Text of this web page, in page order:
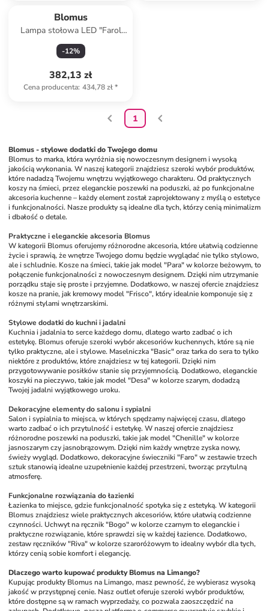
Blomus
Lampa stołowa LED "Farol
Mini" - KEE G - wys. 19 cm
-12%
382,13 zł
Cena producenta: 434,78 zł*
1
Blomus - stylowe dodatki do Twojego domu
Blomus to marka, która wyróżnia się nowoczesnym designem i wysoką
jakością wykonania. W naszej kategorii znajdziesz szeroki wybór produktów,
które nadadzą Twojemu wnętrzu wyjątkowego charakteru. Od praktycznych
koszy na śmieci, przez eleganckie poszewki na poduszki, aż po funkcjonalne
akcesoria kuchenne – każdy element został zaprojektowany z myślą o estetyce
i funkcjonalności. Nasze produkty są idealne dla tych, którzy cenią minimalizm
i dbałość o detale.
Praktyczne i eleganckie akcesoria Blomus
W kategorii Blomus oferujemy różnorodne akcesoria, które ułatwią codzienne
życie i sprawią, że wnętrze Twojego domu będzie wyglądać nie tylko stylowo,
ale i schludnie. Kosze na śmieci, takie jak model "Para" w kolorze beżowym, to
połączenie funkcjonalności z nowoczesnym designem. Dzięki nim utrzymanie
porządku staje się proste i przyjemne. Dodatkowo, w naszej ofercie znajdziesz
kosze na pranie, jak kremowy model "Frisco", który idealnie komponuje się z
różnymi stylami wnętrzarskimi.
Stylowe dodatki do kuchni i jadalni
Kuchnia i jadalnia to serce każdego domu, dlatego warto zadbać o ich
estetykę. Blomus oferuje szeroki wybór akcesoriów kuchennych, które są nie
tylko praktyczne, ale i stylowe. Maselniczka "Basic" oraz tarka do sera to tylko
niektóre z produktów, które znajdziesz w tej kategorii. Dzięki nim
przygotowywanie posiłków stanie się przyjemnością. Dodatkowo, eleganckie
koszyki na pieczywo, takie jak model "Desa" w kolorze szarym, dodadzą
Twojej jadalni wyjątkowego uroku.
Dekoracyjne elementy do salonu i sypialni
Salon i sypialnia to miejsca, w których spędzamy najwięcej czasu, dlatego
warto zadbać o ich przytulność i estetykę. W naszej ofercie znajdziesz
różnorodne poszewki na poduszki, takie jak model "Chenille" w kolorze
jasnoszarym czy jasnobrązowym. Dzięki nim każdy wnętrze zyska nowy,
świeży wygląd. Dodatkowo, dekoracyjne świeczniki "Faro" w zestawie trzech
sztuk stanowią idealne uzupełnienie każdej przestrzeni, tworząc przytulną
atmosferę.
Funkcjonalne rozwiązania do łazienki
Łazienka to miejsce, gdzie funkcjonalność spotyka się z estetyką. W kategorii
Blomus znajdziesz wiele praktycznych akcesoriów, które ułatwią codzienne
czynności. Uchwyt na ręcznik "Bogo" w kolorze czarnym to eleganckie i
praktyczne rozwiązanie, które sprawdzi się w każdej łazience. Dodatkowo,
zestaw ręczników "Riva" w kolorze szaroróżowym to idealny wybór dla tych,
którzy cenią sobie komfort i elegancję.
Dlaczego warto kupować produkty Blomus na Limango?
Kupując produkty Blomus na Limango, masz pewność, że wybierasz wysoką
jakość w przystępnej cenie. Nasz outlet oferuje szeroki wybór produktów,
które dostępne są w ramach wyprzedaży, co pozwala zaoszczędzić na